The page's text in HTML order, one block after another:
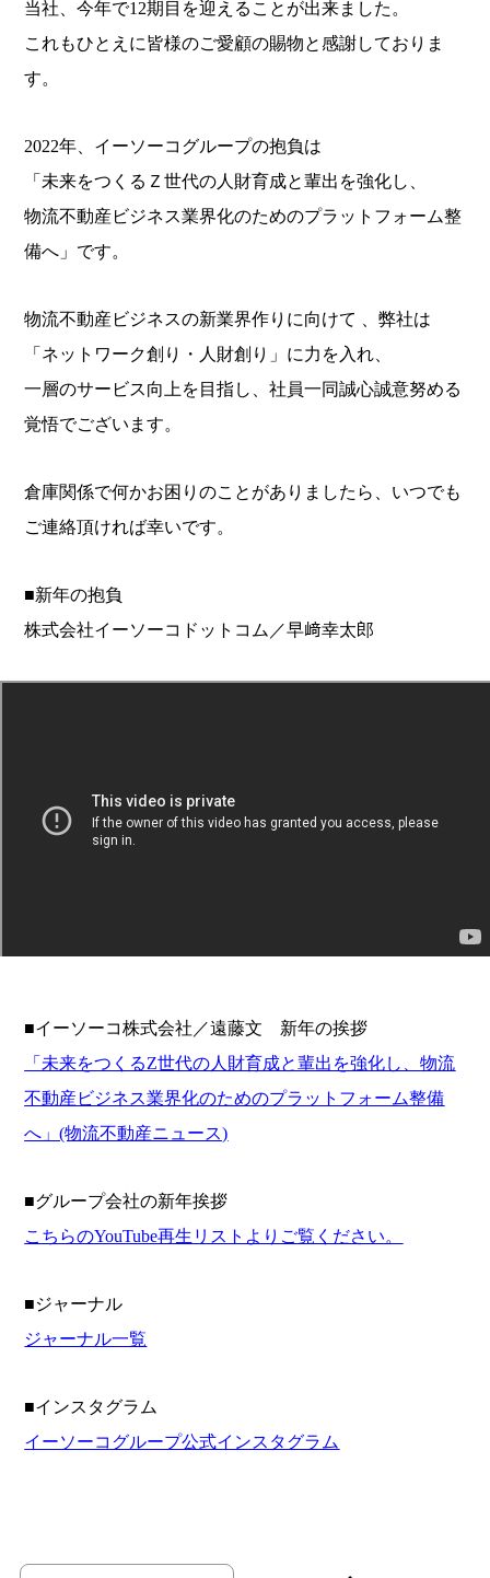
当社、今年で12期目を迎えることが出来ました。
これもひとえに皆様のご愛顧の賜物と感謝しておりま
す。
2022年、イーソーコグループの抱負は
「未来をつくるＺ世代の人財育成と輩出を強化し、
物流不動産ビジネス業界化のためのプラットフォーム整
備へ」です。
物流不動産ビジネスの新業界作りに向けて 、弊社は
「ネットワーク創り・人財創り」に力を入れ、
一層のサービス向上を目指し、社員一同誠心誠意努める
覚悟でございます。
倉庫関係で何かお困りのことがありましたら、いつでも
ご連絡頂ければ幸いです。
■新年の抱負
株式会社イーソーコドットコム／早﨑幸太郎
■イーソーコ株式会社／遠藤文 新年の挨拶
「未来をつくるZ世代の人財育成と輩出を強化し、物流
不動産ビジネス業界化のためのプラットフォーム整備
へ」(物流不動産ニュース)
■グループ会社の新年挨拶
こちらのYouTube再生リストよりご覧ください。
■ジャーナル
ジャーナル一覧
■インスタグラム
イーソーコグループ公式インスタグラム